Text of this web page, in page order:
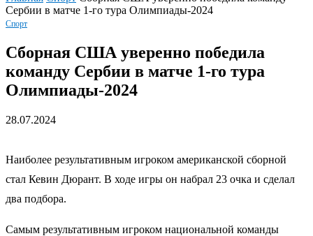
Сербии в матче 1-го тура Олимпиады-2024
Спорт
Сборная США уверенно победила
команду Сербии в матче 1-го тура
Олимпиады-2024
28.07.2024
Наиболее результативным игроком американской сборной
стал Кевин Дюрант. В ходе игры он набрал 23 очка и сделал
два подбора.
Самым результативным игроком национальной команды